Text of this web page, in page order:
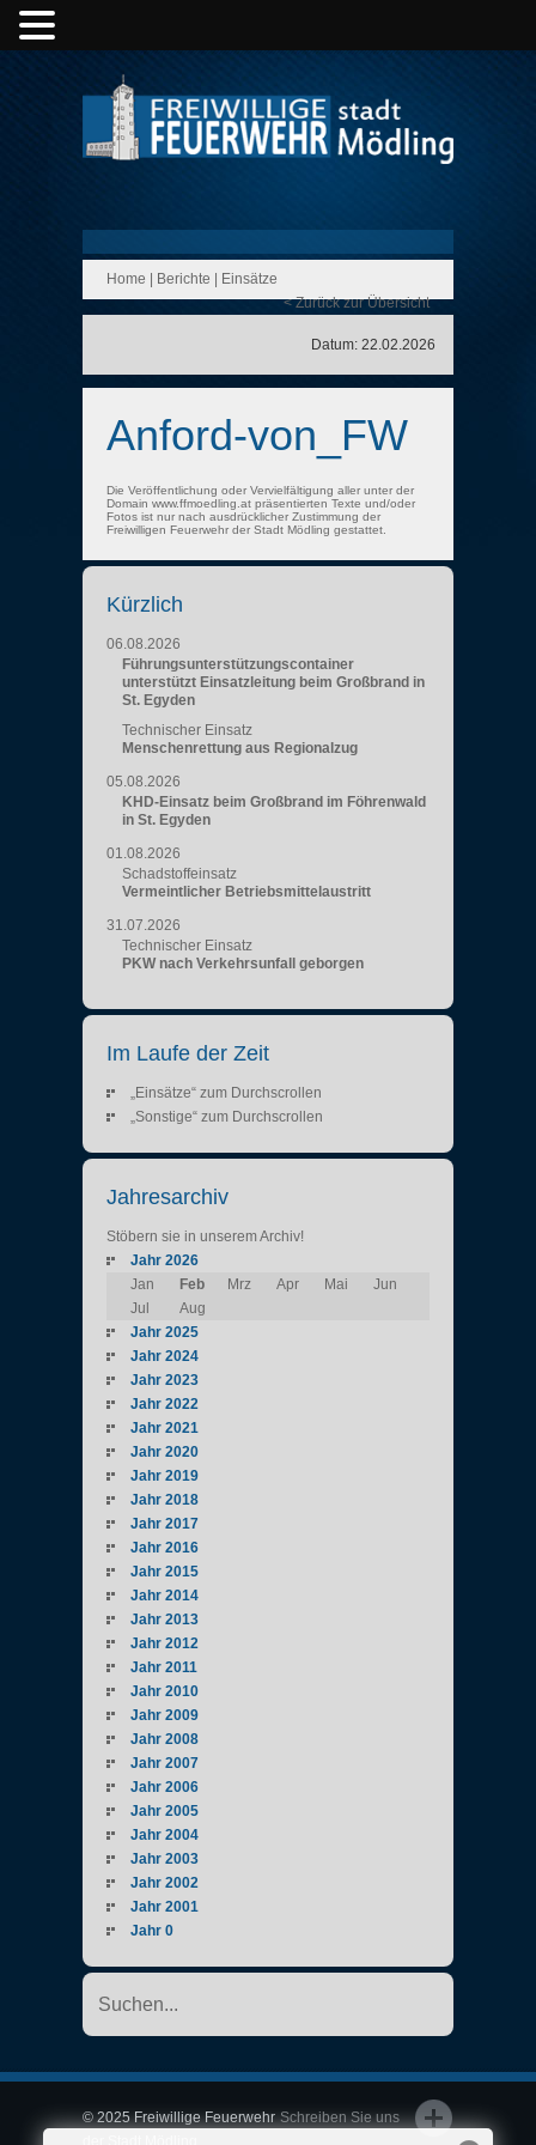
Home Berichte
Einsätze
< Zurück zur Übersicht
Datum: 22.02.2026
Anford-von_FW
Die Veröffentlichung oder Vervielfältigung aller unter der
Domain www.ffmoedling.at präsentierten Texte und/oder
Fotos ist nur nach ausdrücklicher Zustimmung der
Freiwilligen Feuerwehr der Stadt Mödling gestattet.
Kürzlich
06.08.2026
Führungsunterstützungscontainer
unterstützt Einsatzleitung beim Großbrand in
St. Egyden
Technischer Einsatz
Menschenrettung aus Regionalzug
05.08.2026
KHD-Einsatz beim Großbrand im Föhrenwald
in St. Egyden
01.08.2026
Schadstoffeinsatz
Vermeintlicher Betriebsmittelaustritt
31.07.2026
Technischer Einsatz
PKW nach Verkehrsunfall geborgen
Im Laufe der Zeit
„Einsätze“ zum Durchscrollen
„Sonstige“ zum Durchscrollen
Jahresarchiv
Stöbern sie in unserem Archiv!
Jahr 2026
Jan
Feb Mrz Apr Mai
Jun
Jul
Aug
Jahr 2025
Jahr 2024
Jahr 2023
Jahr 2022
Jahr 2021
Jahr 2020
Jahr 2019
Jahr 2018
Jahr 2017
Jahr 2016
Jahr 2015
Jahr 2014
Jahr 2013
Jahr 2012
Jahr 2011
Jahr 2010
Jahr 2009
Jahr 2008
Jahr 2007
Jahr 2006
Jahr 2005
Jahr 2004
Jahr 2003
Jahr 2002
Jahr 2001
Jahr 0
Schreiben Sie uns
© 2025 Freiwillige Feuerwehr